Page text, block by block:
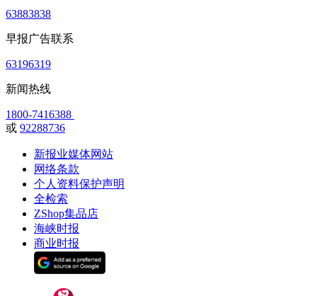
63883838
早报广告联系
63196319
新闻热线
1800-7416388
或 92288736
新报业媒体网站
网络条款
个人资料保护声明
全检索
ZShop集品店
海峡时报
商业时报